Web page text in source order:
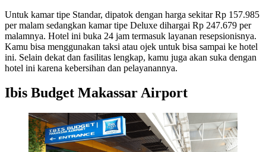
Untuk kamar tipe Standar, dipatok dengan harga sekitar Rp 157.985
per malam sedangkan kamar tipe Deluxe dihargai Rp 247.679 per
malamnya. Hotel ini buka 24 jam termasuk layanan resepsionisnya.
Kamu bisa menggunakan taksi atau ojek untuk bisa sampai ke hotel
ini. Selain dekat dan fasilitas lengkap, kamu juga akan suka dengan
hotel ini karena kebersihan dan pelayanannya.
Ibis Budget Makassar Airport